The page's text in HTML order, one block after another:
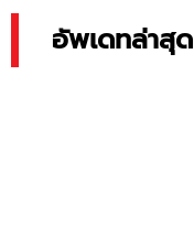
อัพเดทล่าสุด